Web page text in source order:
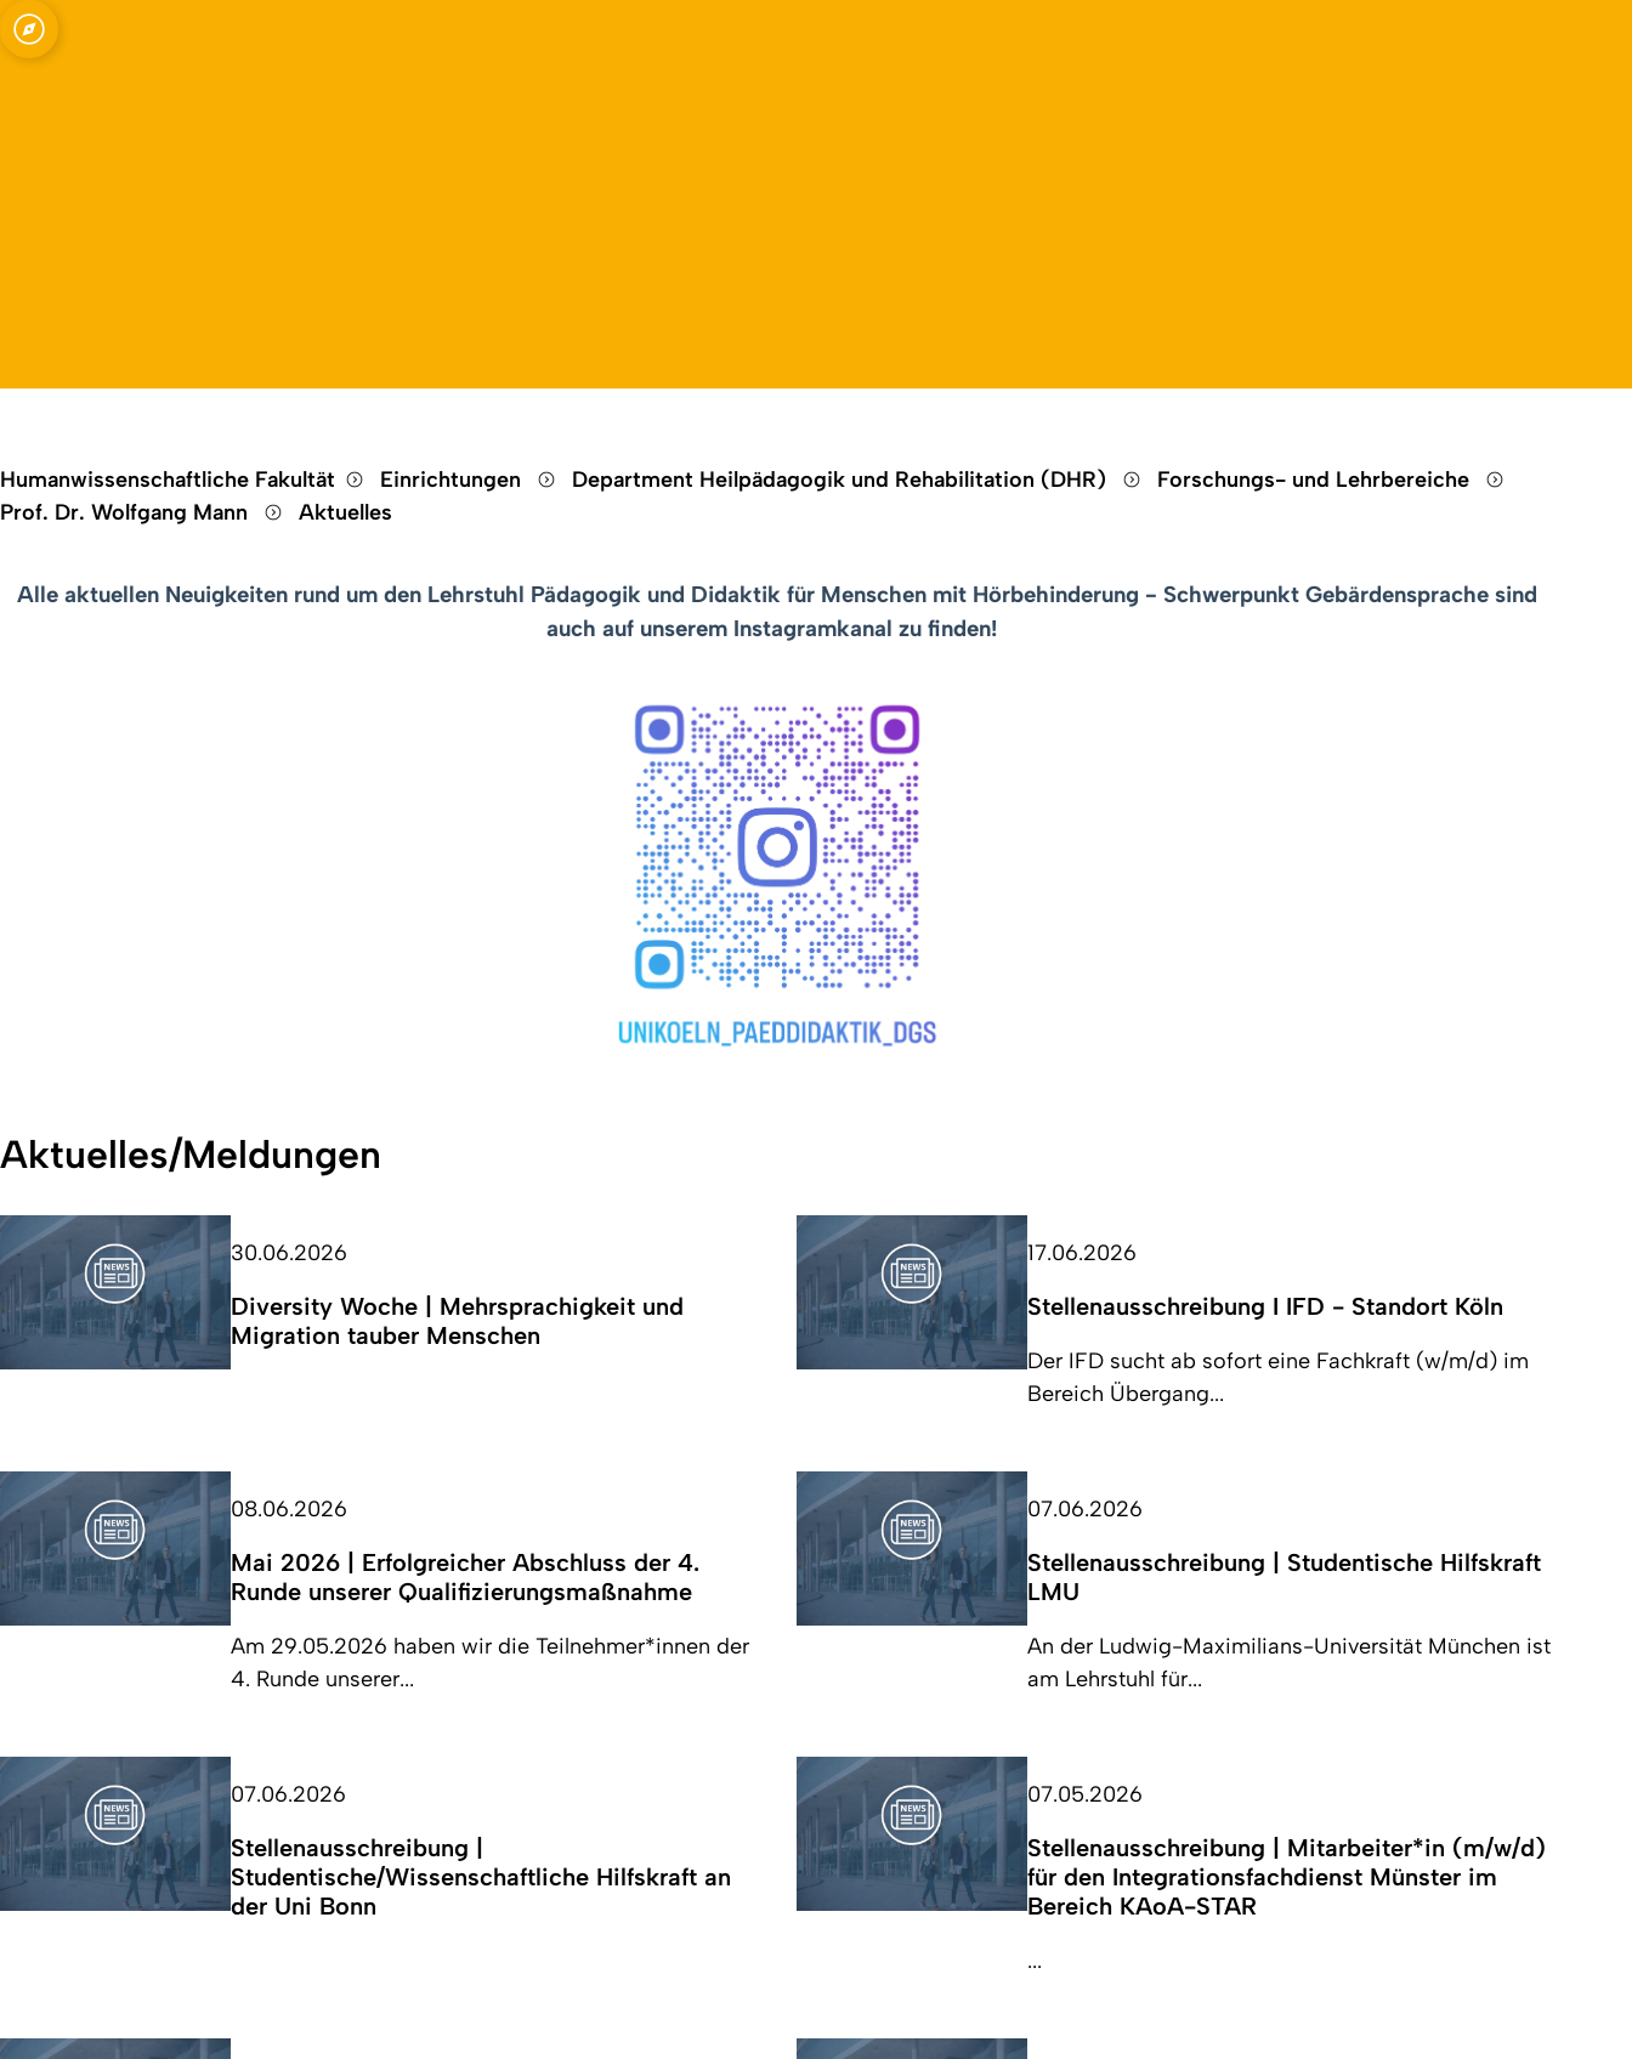
(Schwerpunkt Gebärdensprache)
Open quicklink menu
Humanwissenschaftliche Fakultät Einrichtungen Department Heilpädagogik und Rehabilitation (DHR)
Forschungs- und Lehrbereiche
Prof. Dr. Wolfgang Mann
Aktuelles
Alle aktuellen Neuigkeiten rund um den Lehrstuhl Pädagogik und Didaktik für Menschen mit Hörbehinderung - Schwerpunkt Gebärdensprache sind
auch auf unserem Instagramkanal zu finden!
Aktuelles/Meldungen
30.06.2026
Diversity Woche | Mehrsprachigkeit und
Migration tauber Menschen
17.06.2026
Stellenausschreibung I IFD - Standort Köln
Der IFD sucht ab sofort eine Fachkraft (w/m/d) im
Bereich Übergang...
08.06.2026
Mai 2026 | Erfolgreicher Abschluss der 4.
Runde unserer Qualifizierungsmaßnahme
Am 29.05.2026 haben wir die Teilnehmer*innen der
4. Runde unserer...
07.06.2026
Stellenausschreibung | Studentische Hilfskraft
LMU
An der Ludwig-Maximilians-Universität München ist
am Lehrstuhl für...
07.06.2026
Stellenausschreibung |
Studentische/Wissenschaftliche Hilfskraft an
der Uni Bonn
07.05.2026
Stellenausschreibung | Mitarbeiter*in (m/w/d)
für den Integrationsfachdienst Münster im
Bereich KAoA-STAR
...